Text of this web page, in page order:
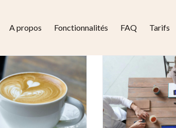
A propos Fonctionnalités FAQ Tarifs